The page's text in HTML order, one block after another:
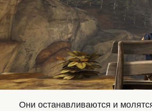
Они останавливаются и